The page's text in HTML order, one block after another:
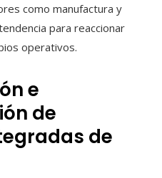
como manufactura y
para reaccionar
operativos.
e
de
de